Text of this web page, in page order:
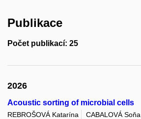
Publikace
Počet publikací: 25
2026
Acoustic sorting of microbial cells
REBROŠOVÁ Katarína CABALOVÁ Soňa